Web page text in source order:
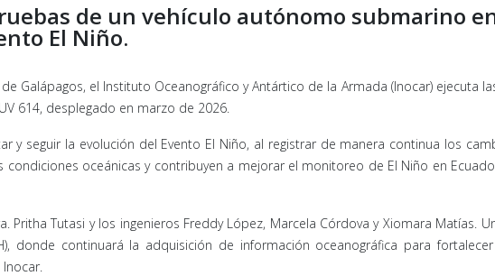
de un vehículo autónomo submarino
El Niño.
Galápagos, el Instituto Oceanográfico y Antártico de la Armada (Inocar) ejecuta
614, desplegado en marzo de 2026.
y seguir la evolución del Evento El Niño, al registrar de manera continua los
oceánicas y contribuyen a mejorar el monitoreo de El Niño en
Tutasi y los ingenieros Freddy López, Marcela Córdova y Xiomara Matías.
donde continuará la adquisición de información oceanográfica para